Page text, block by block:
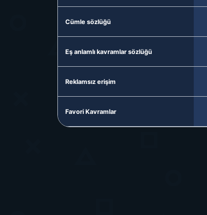
Cümle sözlüğü
Eş anlamlı kavramlar sözlüğü
Reklamsız erişim
Favori Kavramlar